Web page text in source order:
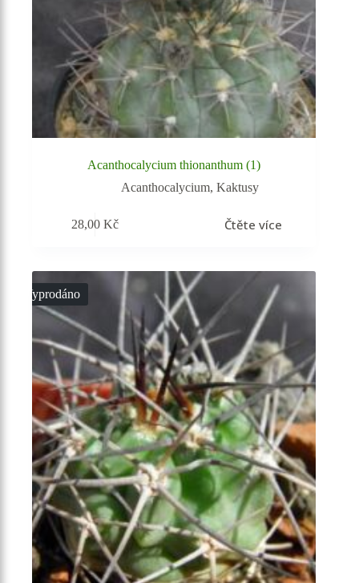
Acanthocalycium thionanthum (1)
Acanthocalycium,Kaktusy
28,00Kč Čtěte více
Vyprodáno